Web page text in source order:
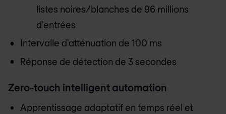
listes noires/blanches de 96 millions
d'entrées
Intervalle d'atténuation de 100 ms
Réponse de détection de 3 secondes
Zero-touch intelligent automation
Apprentissage adaptatif en temps réel et